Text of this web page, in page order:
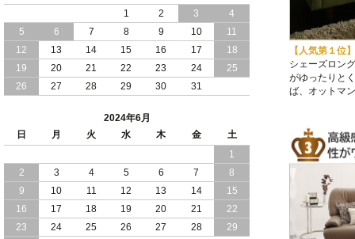
【人気第１位】
シェーズロン
がゆったりと
ば、オットマ
2024/02/23
畳 の 床面 で 敷き布団 で 寝られる 引き
出し 収納庫 付 大容量 チェスト ベッド
日本製
2024/02/13
床 畳仕様 で 敷き布団 が 使える 引き出
し 収納庫 付き チェスト ベッド 日本製
おすすめ 引出し 収納 付 シンプル ＆ ス
タイリッシュ 国産 日本製 チェスト ベ
2024/02/02
日本製 引出し 収納 と 棚 コンセント が
付いた シンプル デザイン チェスト ベ
ッド
1
2 3
4
5
6 7 8 9 10
11
12
13 14 15 16 17
18
19
20 21 22 23 24
25
26
27 28 29 30 31
2024年6月
日
月 火 水 木 金
土
1
2
3 4 5 6 7
8
9
10 11 12 13 14
15
16
17 18 19 20 21
22
23
24 25 26 27 28
29